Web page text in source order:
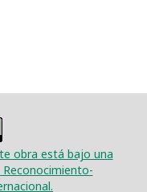
obra está bajo una